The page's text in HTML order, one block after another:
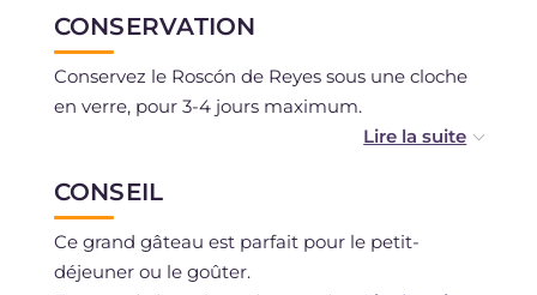
CONSERVATION
Conservez le Roscón de Reyes sous une cloche
en verre, pour 3-4 jours maximum.
après l'avoir fait lever. Lorsque vous souhaitez
l'utiliser, décongelez-la à température ambiante
et laissez-la de nouveau lever le temps
nécessaire pour qu'elle regagne du volume.
CONSEIL
Ce grand gâteau est parfait pour le petit-
déjeuner ou le goûter.